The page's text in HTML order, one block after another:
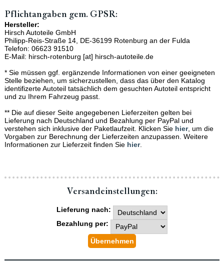
Pflichtangaben gem. GPSR:
Hersteller:
Hirsch Autoteile GmbH
Philipp-Reis-Straße 14, DE-36199 Rotenburg an der Fulda
Telefon: 06623 91510
E-Mail: hirsch-rotenburg [at] hirsch-autoteile.de
* Sie müssen ggf. ergänzende Informationen von einer geeigneten
Stelle beziehen, um sicherzustellen, dass das über den Katalog
identifizerte Autoteil tatsächlich dem gesuchten Autoteil entspricht
und zu Ihrem Fahrzeug passt.
** Die auf dieser Seite angegebenen Lieferzeiten gelten bei
Lieferung nach Deutschland und Bezahlung per PayPal und
verstehen sich inklusive der Paketlaufzeit. Klicken Sie hier, um die
Vorgaben zur Berechnung der Lieferzeiten anzupassen. Weitere
Informationen zur Lieferzeit finden Sie hier.
Versand­einstellungen:
Lieferung nach:
Bezahlung per: